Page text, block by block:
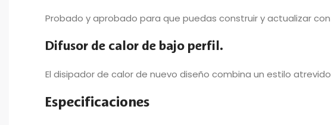
Probado y aprobado para que puedas construir y actualizar
Difusor de calor de bajo perfil.
El disipador de calor de nuevo diseño combina un estilo
Especificaciones